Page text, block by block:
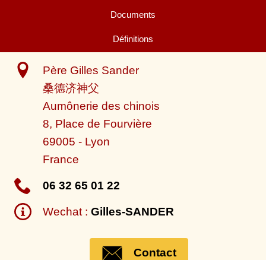
Documents
Définitions
Père Gilles Sander
桑德济神父
Aumônerie des chinois
8, Place de Fourvière
69005 - Lyon
France
06 32 65 01 22
Wechat :Gilles-SANDER
Contact